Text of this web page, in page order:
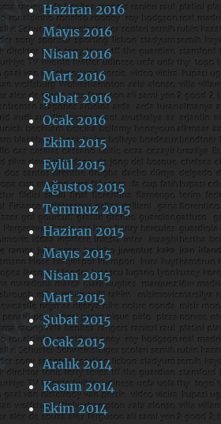
Haziran 2016
Mayıs 2016
Nisan 2016
Mart 2016
Şubat 2016
Ocak 2016
Ekim 2015
Eylül 2015
Ağustos 2015
Temmuz 2015
Haziran 2015
Mayıs 2015
Nisan 2015
Mart 2015
Şubat 2015
Ocak 2015
Aralık 2014
Kasım 2014
Ekim 2014